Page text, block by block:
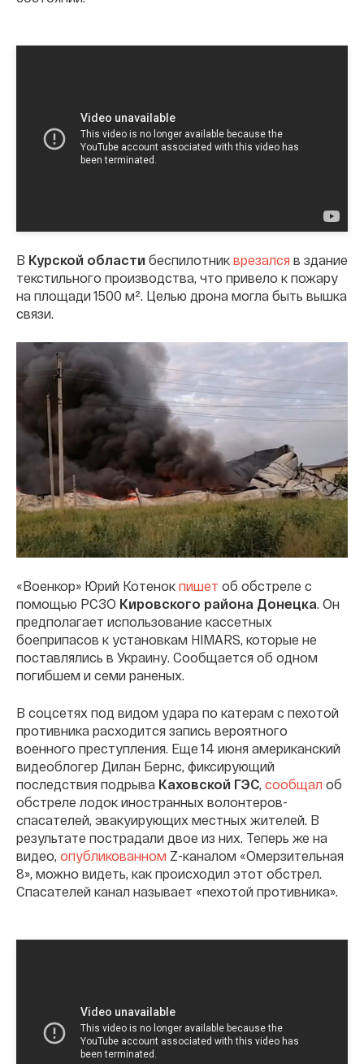
В Курской области беспилотник врезался в здание
текстильного производства, что привело к пожару
на площади 1500 м². Целью дрона могла быть вышка
связи.
«Военкор» Юрий Котенок пишет об обстреле с
помощью РСЗО Кировского района Донецка. Он
предполагает использование кассетных
боеприпасов к установкам HIMARS, которые не
поставлялись в Украину. Сообщается об одном
погибшем и семи раненых.
В соцсетях под видом удара по катерам с пехотой
противника расходится запись вероятного
военного преступления. Еще 14 июня американский
видеоблогер Дилан Бернс, фиксирующий
последствия подрыва Каховской ГЭС, сообщал об
обстреле лодок иностранных волонтеров-
спасателей, эвакуирующих местных жителей. В
результате пострадали двое из них. Теперь же на
видео, опубликованном Z-каналом «Омерзительная
8», можно видеть, как происходил этот обстрел.
Спасателей канал называет «пехотой противника».